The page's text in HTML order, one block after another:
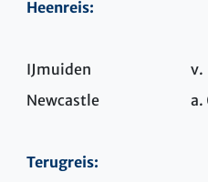
Heenreis:
IJmuiden
v.
Newcastle
a.
Terugreis: